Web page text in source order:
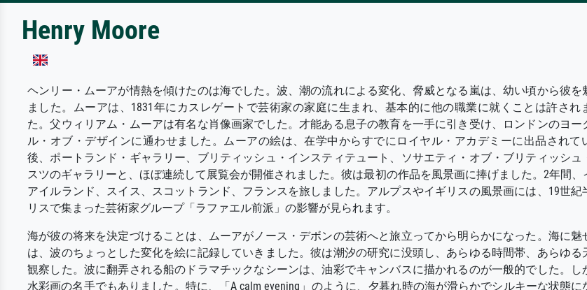
Henry Moore
ヘンリー・ムーアが情熱を傾けたのは海でした。波、潮の流れによる変化、脅威となる嵐は、幼い頃から彼を
ました。ムーアは、1831年にカスレゲートで芸術家の家庭に生まれ、基本的に他の職業に就くことは許され
た。父ウィリアム・ムーアは有名な肖像画家でした。才能ある息子の教育を一手に引き受け、ロンドンのヨー
ル・オブ・デザインに通わせました。ムーアの絵は、在学中からすでにロイヤル・アカデミーに出品されて
後、ポートランド・ギャラリー、ブリティッシュ・インスティテュート、ソサエティ・オブ・ブリティッシュ
スツのギャラリーと、ほぼ連続して展覧会が開催されました。彼は最初の作品を風景画に捧げました。2年間、
アイルランド、スイス、スコットランド、フランスを旅しました。アルプスやイギリスの風景画には、19世紀
リスで集まった芸術家グループ「ラファエル前派」の影響が見られます。
海が彼の将来を決定づけることは、ムーアがノース・デボンの芸術へと旅立ってから明らかになった。海に魅
は、波のちょっとした変化を絵に記録していきました。彼は潮汐の研究に没頭し、あらゆる時間帯、あらゆる
観察した。波に翻弄される船のドラマチックなシーンは、油彩でキャンバスに描かれるのが一般的でした。し
水彩画の名手でもありました。特に、「A calm evening」のように、夕暮れ時の海が滑らかでシルキーな状態に